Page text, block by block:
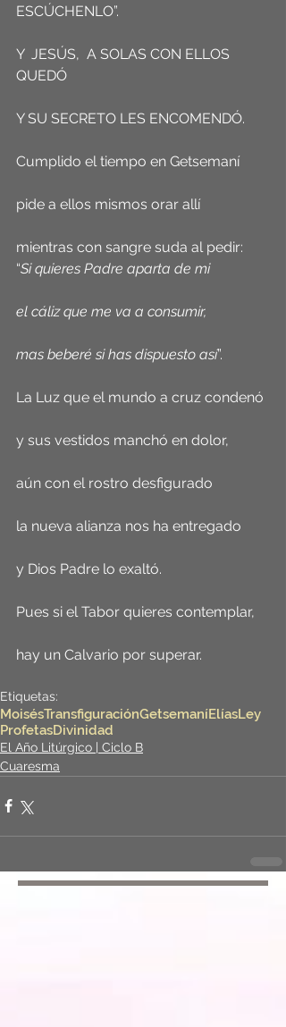
ESCÚCHENLO”.
Y  JESÚS,  A SOLAS CON ELLOS
QUEDÓ
Y SU SECRETO LES ENCOMENDÓ.
Cumplido el tiempo en Getsemaní
pide a ellos mismos orar allí
mientras con sangre suda al pedir:
“Si quieres Padre aparta de mi
el cáliz que me va a consumir,
mas beberé si has dispuesto así”.
La Luz que el mundo a cruz condenó
y sus vestidos manchó en dolor,
aún con el rostro desfigurado
la nueva alianza nos ha entregado
y Dios Padre lo exaltó.
Pues si el Tabor quieres contemplar,
hay un Calvario por superar.
Etiquetas:
MoisésTransfiguraciónGetsemaníElíasLey
ProfetasDivinidad
El Año Litúrgico | Ciclo B
Cuaresma